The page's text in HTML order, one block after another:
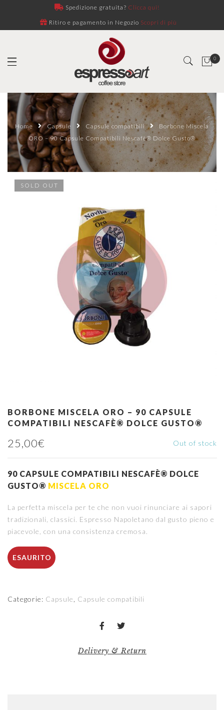
Spedizione gratuita? Clicca qui!
Ritiro e pagamento in Negozio Scopri di più
0
Home Capsule Capsule compatibili
Borbone Miscela
ORO – 90 Capsule Compatibili Nescafè® Dolce Gusto®
SOLD OUT
BORBONE MISCELA ORO – 90 CAPSULE
COMPATIBILI NESCAFÈ® DOLCE GUSTO®
25,00€ Out of stock
90 CAPSULE COMPATIBILI NESCAFÈ® DOLCE
GUSTO® MISCELA ORO
La perfetta miscela per te che non vuoi rinunciare ai sapori
tradizionali, classici. Espresso Napoletano dal gusto pieno e
piacevole, con una consistenza cremosa.
ESAURITO
Categorie: Capsule Capsule compatibili
Delivery & Return